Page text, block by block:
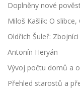
Doplněny nové
Miloš Kašlík: O
Oldřich Šuleř:
Antonín Heryán
Vývoj počtu domů a
Přehled starostů a